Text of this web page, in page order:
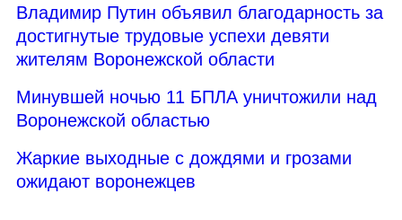
Владимир Путин объявил благодарность за
достигнутые трудовые успехи девяти
жителям Воронежской области
Минувшей ночью 11 БПЛА уничтожили над
Воронежской областью
Жаркие выходные с дождями и грозами
ожидают воронежцев